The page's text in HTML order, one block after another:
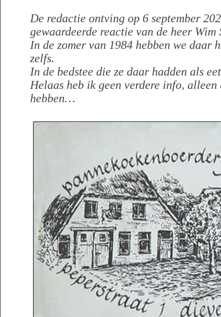
De redactie ontving op 6 september
gewaardeerde reactie van de heer Wim
In de zomer van 1984 hebben we daar
zelfs.
In de bedstee die ze daar hadden als
Helaas heb ik geen verdere info,
hebben…